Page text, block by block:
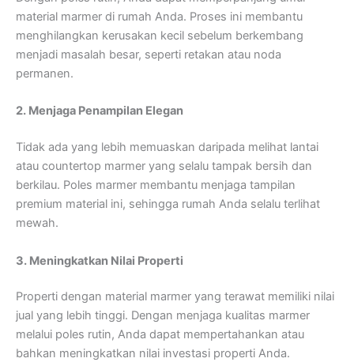
material marmer di rumah Anda. Proses ini membantu
menghilangkan kerusakan kecil sebelum berkembang
menjadi masalah besar, seperti retakan atau noda
permanen.
2. Menjaga Penampilan Elegan
Tidak ada yang lebih memuaskan daripada melihat lantai
atau countertop marmer yang selalu tampak bersih dan
berkilau. Poles marmer membantu menjaga tampilan
premium material ini, sehingga rumah Anda selalu terlihat
mewah.
3. Meningkatkan Nilai Properti
Properti dengan material marmer yang terawat memiliki nilai
jual yang lebih tinggi. Dengan menjaga kualitas marmer
melalui poles rutin, Anda dapat mempertahankan atau
bahkan meningkatkan nilai investasi properti Anda.